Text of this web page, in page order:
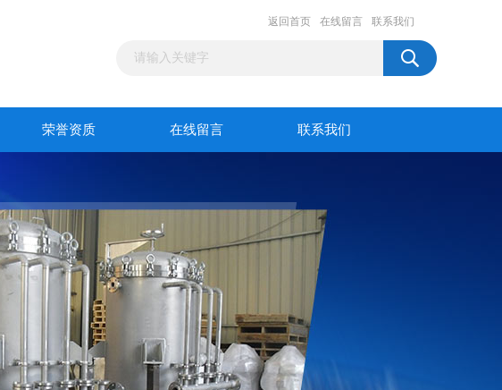
返回首页 在线留言 联系我们
荣誉资质 在线留言 联系我们